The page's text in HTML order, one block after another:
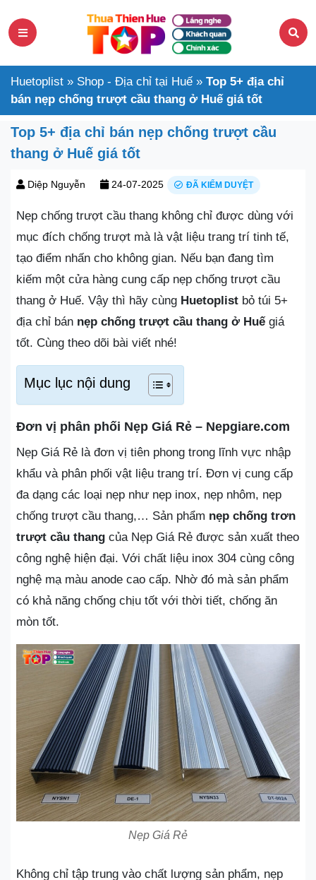
Huetoplist » Shop - Địa chỉ tại Huế » Top 5+ địa chỉ
bán nẹp chống trượt cầu thang ở Huế giá tốt
Top 5+ địa chỉ bán nẹp chống trượt cầu
thang ở Huế giá tốt
Diệp Nguyễn 24-07-2025 ĐÃ KIỂM DUYỆT
Nẹp chống trượt cầu thang không chỉ được dùng với
mục đích chống trượt mà là vật liệu trang trí tinh tế,
tạo điểm nhấn cho không gian. Nếu bạn đang tìm
kiếm một cửa hàng cung cấp nẹp chống trượt cầu
thang ở Huế. Vậy thì hãy cùng Huetoplist bỏ túi 5+
địa chỉ bán nẹp chống trượt cầu thang ở Huếgiá
tốt. Cùng theo dõi bài viết nhé!
Mục lục nội dung
Đơn vị phân phối Nẹp Giá Rẻ – Nepgiare.com
Nẹp Giá Rẻ là đơn vị tiên phong trong lĩnh vực nhập
khẩu và phân phối vật liệu trang trí. Đơn vị cung cấp
đa dạng các loại nẹp như nẹp inox, nẹp nhôm, nẹp
chống trượt cầu thang,… Sản phẩm nẹp chống trơn
trượt cầu thang của Nẹp Giá Rẻ được sản xuất theo
công nghệ hiện đại. Với chất liệu inox 304 cùng công
nghệ mạ màu anode cao cấp. Nhờ đó mà sản phẩm
có khả năng chống chịu tốt với thời tiết, chống ăn
mòn tốt.
Nẹp Giá Rẻ
Không chỉ tập trung vào chất lượng sản phẩm, nẹp